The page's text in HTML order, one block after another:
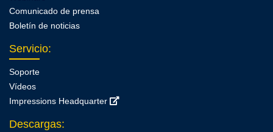
Comunicado de prensa
Boletín de noticias
Servicio:
Soporte
Vídeos
Impressions Headquarter
Descargas: